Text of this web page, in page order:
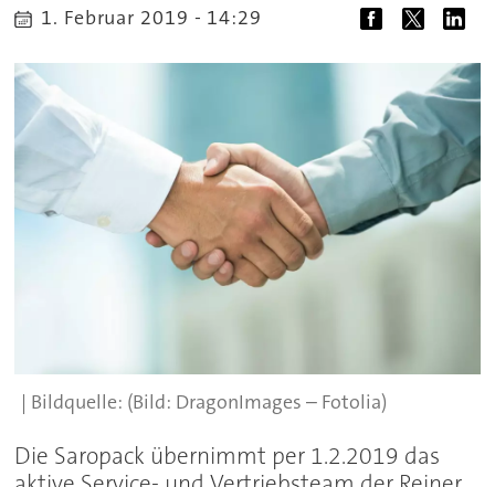
1. Februar 2019 - 14:29
(Bild: DragonImages – Fotolia)
Die Saropack übernimmt per 1.2.2019 das